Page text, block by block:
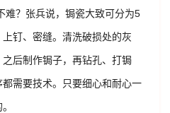
难？张兵说，锔瓷大致可分为5
钉、密缝。清洗破损处的灰
后制作锔子，再钻孔、打锔
需要技术。只要细心和耐心一